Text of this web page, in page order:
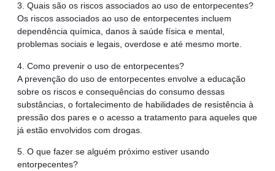
3. Quais são os riscos associados ao uso de entorpecentes?
Os riscos associados ao uso de entorpecentes incluem
dependência química, danos à saúde física e mental,
problemas sociais e legais, overdose e até mesmo morte.
4. Como prevenir o uso de entorpecentes?
A prevenção do uso de entorpecentes envolve a educação
sobre os riscos e consequências do consumo dessas
substâncias, o fortalecimento de habilidades de resistência à
pressão dos pares e o acesso a tratamento para aqueles que
já estão envolvidos com drogas.
5. O que fazer se alguém próximo estiver usando
entorpecentes?